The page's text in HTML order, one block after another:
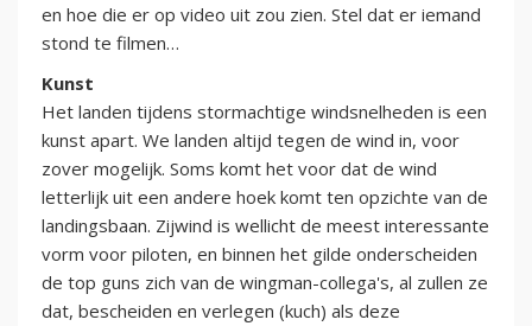
en hoe die er op video uit zou zien. Stel dat er iemand
stond te filmen…
Kunst
Het landen tijdens stormachtige windsnelheden is een
kunst apart. We landen altijd tegen de wind in, voor
zover mogelijk. Soms komt het voor dat de wind
letterlijk uit een andere hoek komt ten opzichte van de
landingsbaan. Zijwind is wellicht de meest interessante
vorm voor piloten, en binnen het gilde onderscheiden
de top guns zich van de wingman-collega's, al zullen ze
dat, bescheiden en verlegen (kuch) als deze